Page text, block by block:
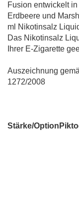
Fusion entwickelt
Erdbeere und
ml Nikotinsalz
Das Nikotinsalz
Ihrer E-Zigarette
Auszeichnung
1272/2008
Stärke/Option